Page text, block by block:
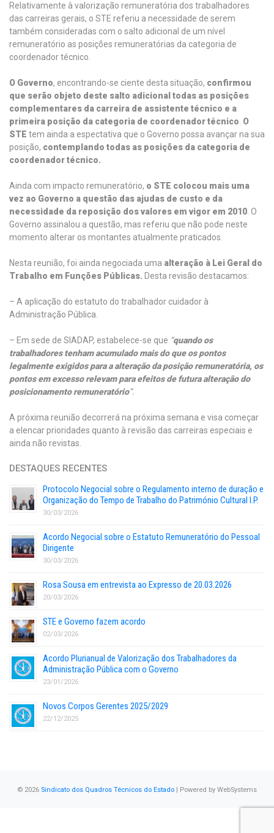
Relativamente à valorização remuneratória dos trabalhadores
das carreiras gerais, o STE referiu a necessidade de serem
também consideradas com o salto adicional de um nível
remuneratório as posições remuneratórias da categoria de
coordenador técnico.
O Governo, encontrando-se ciente desta situação, confirmou
que serão objeto deste salto adicional todas as posições
complementares da carreira de assistente técnico e a
primeira posição da categoria de coordenador técnico O
STE tem ainda a espectativa que o Governo possa avançar na sua
posição, contemplando todas as posições da categoria de
coordenador técnico.
Ainda com impacto remuneratório, o STE colocou mais uma
vez ao Governo a questão das ajudas de custo e da
necessidade da reposição dos valores em vigor em 2010 . O
Governo assinalou a questão, mas referiu que não pode neste
momento alterar os montantes atualmente praticados.
Nesta reunião, foi ainda negociada uma alteração à Lei Geral do
Trabalho em Funções Públicas. Desta revisão destacamos:
– A aplicação do estatuto do trabalhador cuidador à
Administração Pública.
– Em sede de SIADAP, estabelece-se que “quando os
trabalhadores tenham acumulado mais do que os pontos
legalmente exigidos para a alteração da posição remuneratória, os
pontos em excesso relevam para efeitos de futura alteração do
posicionamento remuneratório”.
A próxima reunião decorrerá na próxima semana e visa começar
a elencar prioridades quanto à revisão das carreiras especiais e
ainda não revistas.
DESTAQUES RECENTES
Protocolo Negocial sobre o Regulamento interno de duração e
Organização do Tempo de Trabalho do Património Cultural I.P.
30/03/2026
Acordo Negocial sobre o Estatuto Remuneratório do Pessoal
Dirigente
30/03/2026
Rosa Sousa em entrevista ao Expresso de 20.03.2026
20/03/2026
STE e Governo fazem acordo
02/03/2026
Acordo Plurianual de Valorização dos Trabalhadores da
Administração Pública com o Governo
23/01/2026
Novos Corpos Gerentes 2025/2029
22/12/2025
© 2026 Sindicato dos Quadros Técnicos do Estado | Powered by WebSystems